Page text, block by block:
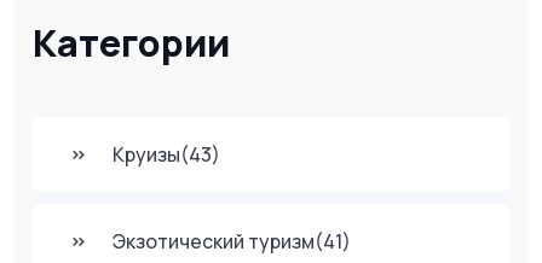
Категории
Круизы(43)
Экзотический туризм(41)